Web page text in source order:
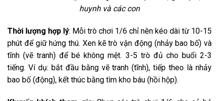
huynh và các con
Thời lượng hợp lý: Mỗi trò chơi 1/6 chỉ nên kéo dài từ 10-15
phút để giữ hứng thú. Xen kẽ trò vận động (nhảy bao bố) và
tĩnh (vẽ tranh) để bé không mệt. 3-5 trò đủ cho buổi 2-3
tiếng. Ví dụ: bắt đầu bằng vẽ tranh (tĩnh), tiếp theo là nhảy
bao bố (động), kết thúc bằng tìm kho báu (hồi hộp).